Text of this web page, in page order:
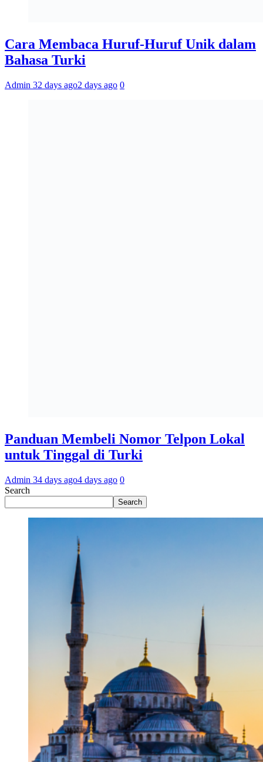
Cara Membaca Huruf-Huruf Unik dalam
Bahasa Turki
Admin 32 days ago2 days ago 0
Panduan Membeli Nomor Telpon Lokal
untuk Tinggal di Turki
Admin 34 days ago4 days ago 0
Search
Search